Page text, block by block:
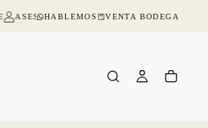
ASESORIA ONLINE Y PRESENCIAL
HABLEMOS VENTA BODEGA